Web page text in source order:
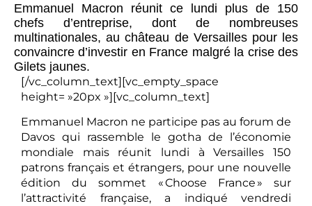
Emmanuel Macron réunit ce lundi plus de 150
chefs d’entreprise, dont de nombreuses
multinationales, au château de Versailles pour les
convaincre d’investir en France malgré la crise des
Gilets jaunes.
[/vc_column_text][vc_empty_space
height= »20px »][vc_column_text]
Emmanuel Macron ne participe pas au forum de
Davos qui rassemble le gotha de l’économie
mondiale mais réunit lundi à Versailles 150
patrons français et étrangers, pour une nouvelle
édition du sommet « Choose France » sur
l’attractivité française, a indiqué vendredi